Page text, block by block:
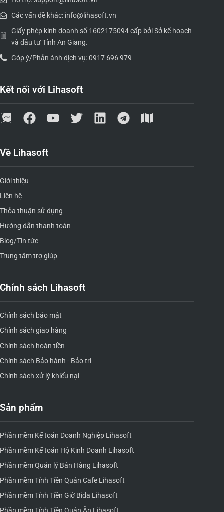
Các vấn đề khác: info@lihasoft.vn
Giấy phép kinh doanh số 1602175094 cấp bởi Sở kế hoạch
và đầu tư Tỉnh An Giang.
Góp ý/Phản ánh dịch vụ: 0917 696 979
Kết nối với Lihasoft
Về Lihasoft
Giới thiệu
Liên hệ
Thỏa thuận sử dụng
Hướng dẫn thanh toán
Blog/Tin tức
Trung tâm trợ giúp
Chính sách Lihasoft
Chính sách bảo mật
Chính sách giao hàng
Chính sách hoàn tiền
Chính sách Bảo hành - Bảo trì
Chính sách xử lý khiếu nại
Sản phẩm
Phần mềm Kế toán Doanh Nghiệp Lihasoft
Phần mềm Kế toán Hộ Kinh Doanh Lihasoft
Phần mềm Quản lý Bán Hàng Lihasoft
Phần mềm Tính Tiền Quán Cafe Lihasoft
Phần mềm Tính Tiền Giờ Bida Lihasoft